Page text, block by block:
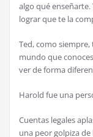
algo qué
lograr que te la
Ted, como
mundo que
ver de forma
Harold fue una
Cuentas legales
una peor golpiza